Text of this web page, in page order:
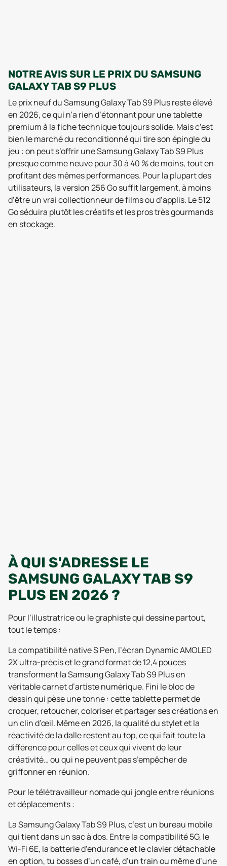
NOTRE AVIS SUR LE PRIX DU SAMSUNG
GALAXY TAB S9 PLUS
Le prix neuf du Samsung Galaxy Tab S9 Plus reste élevé
en 2026, ce qui n’a rien d’étonnant pour une tablette
premium à la fiche technique toujours solide. Mais c’est
bien le marché du reconditionné qui tire son épingle du
jeu : on peut s’offrir une Samsung Galaxy Tab S9 Plus
presque comme neuve pour 30 à 40 % de moins, tout en
profitant des mêmes performances. Pour la plupart des
utilisateurs, la version 256 Go suffit largement, à moins
d’être un vrai collectionneur de films ou d’applis. Le 512
Go séduira plutôt les créatifs et les pros très gourmands
en stockage.
À QUI S'ADRESSE LE
SAMSUNG GALAXY TAB S9
PLUS EN 2026 ?
Pour l’illustratrice ou le graphiste qui dessine partout,
tout le temps :
La compatibilité native S Pen, l’écran Dynamic AMOLED
2X ultra-précis et le grand format de 12,4 pouces
transforment la Samsung Galaxy Tab S9 Plus en
véritable carnet d’artiste numérique. Fini le bloc de
dessin qui pèse une tonne : cette tablette permet de
croquer, retoucher, coloriser et partager ses créations en
un clin d’œil. Même en 2026, la qualité du stylet et la
réactivité de la dalle restent au top, ce qui fait toute la
différence pour celles et ceux qui vivent de leur
créativité… ou qui ne peuvent pas s’empêcher de
griffonner en réunion.
Pour le télétravailleur nomade qui jongle entre réunions
et déplacements :
La Samsung Galaxy Tab S9 Plus, c’est un bureau mobile
qui tient dans un sac à dos. Entre la compatibilité 5G, le
Wi-Fi 6E, la batterie d’endurance et le clavier détachable
en option, tu bosses d’un café, d’un train ou même d’une